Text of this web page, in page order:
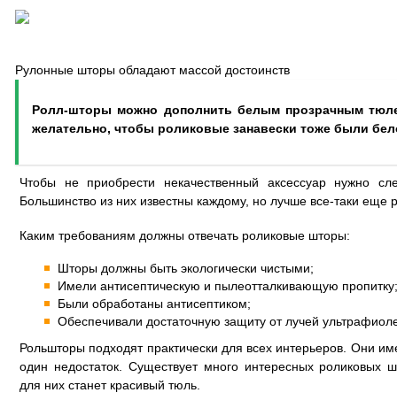
Рулонные шторы обладают массой достоинств
Ролл-шторы можно дополнить белым прозрачным
желательно, чтобы роликовые занавески тоже были
Чтобы не приобрести некачественный аксессуар нужно
Большинство из них известны каждому, но лучше все-таки еще
Каким требованиям должны отвечать роликовые шторы:
Шторы должны быть экологически чистыми;
Имели антисептическую и пылеотталкивающую пропитку;
Были обработаны антисептиком;
Обеспечивали достаточную защиту от лучей
Рольшторы подходят практически для всех интерьеров. Они
один недостаток. Существует много интересных
для них станет красивый тюль.